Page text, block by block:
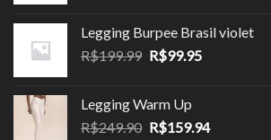
era:
R$149.90.
é:
R$85.00.
Legging Burpee Brasil violet
R$199.99 O
era:
R$199.99.
R$99.95O
R$99.95.
Legging Warm Up
R$249.90 O
R$159.94O